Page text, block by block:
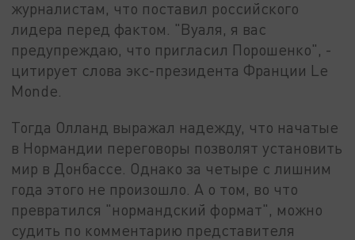
журналистам, что поставил российского
лидера перед фактом. "Вуаля, я вас
предупреждаю, что пригласил Порошенко", -
цитирует слова экс-президента Франции Le
Monde.
Тогда Олланд выражал надежду, что начатые
в Нормандии переговоры позволят установить
мир в Донбассе. Однако за четыре с лишним
года этого не произошло. А о том, во что
превратился "нормандский формат", можно
судить по комментарию представителя